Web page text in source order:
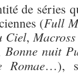
de séries
(Full
Ciel,
Bonne nuit
Romae…),